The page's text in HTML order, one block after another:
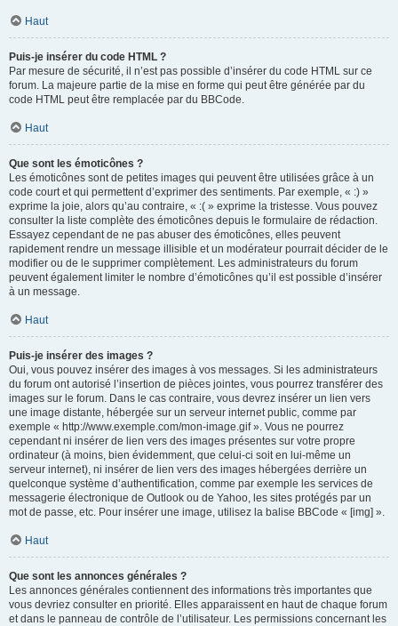
Haut
Puis-je insérer du code HTML ?
Par mesure de sécurité, il n’est pas possible d’insérer du code HTML sur ce
forum. La majeure partie de la mise en forme qui peut être générée par du
code HTML peut être remplacée par du BBCode.
Haut
Que sont les émoticônes ?
Les émoticônes sont de petites images qui peuvent être utilisées grâce à un
code court et qui permettent d’exprimer des sentiments. Par exemple, « :) »
exprime la joie, alors qu’au contraire, « :( » exprime la tristesse. Vous pouvez
consulter la liste complète des émoticônes depuis le formulaire de rédaction.
Essayez cependant de ne pas abuser des émoticônes, elles peuvent
rapidement rendre un message illisible et un modérateur pourrait décider de le
modifier ou de le supprimer complètement. Les administrateurs du forum
peuvent également limiter le nombre d’émoticônes qu’il est possible d’insérer
à un message.
Haut
Puis-je insérer des images ?
Oui, vous pouvez insérer des images à vos messages. Si les administrateurs
du forum ont autorisé l’insertion de pièces jointes, vous pourrez transférer des
images sur le forum. Dans le cas contraire, vous devrez insérer un lien vers
une image distante, hébergée sur un serveur internet public, comme par
exemple « http://www.exemple.com/mon-image.gif ». Vous ne pourrez
cependant ni insérer de lien vers des images présentes sur votre propre
ordinateur (à moins, bien évidemment, que celui-ci soit en lui-même un
serveur internet), ni insérer de lien vers des images hébergées derrière un
quelconque système d’authentification, comme par exemple les services de
messagerie électronique de Outlook ou de Yahoo, les sites protégés par un
mot de passe, etc. Pour insérer une image, utilisez la balise BBCode « [img] ».
Haut
Que sont les annonces générales ?
Les annonces générales contiennent des informations très importantes que
vous devriez consulter en priorité. Elles apparaissent en haut de chaque forum
et dans le panneau de contrôle de l’utilisateur. Les permissions concernant les